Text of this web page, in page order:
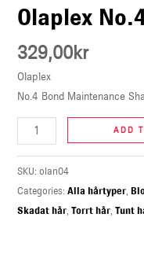
Olaplex
329,00kr
Olaplex
No.4 Bond Maintenance
ADD
SKU: olan04
Categories: Alla hårtyper,
Skadat hår, Torrt hår, Tunt